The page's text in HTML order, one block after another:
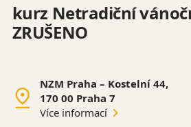
kurz Netradiční
ZRUŠENO
NZM Praha – Kostelní 44,
170 00 Praha 7
Více informací